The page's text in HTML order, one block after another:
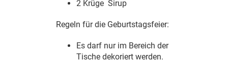
2 Krüge Sirup
Regeln für die Geburtstagsfeier:
Es darf nur im Bereich der
Tische dekoriert werden.